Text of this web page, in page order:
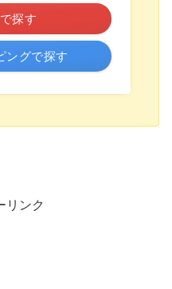
探す
ングで探す
リンク